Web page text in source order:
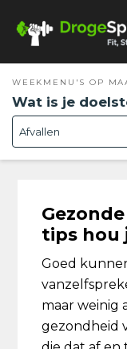
naar
naar
inhoud
naar
sidebar
footer
WEEKMENU'S OP
Wat is je
tips hou
Goed
maar weinig
gezondheid